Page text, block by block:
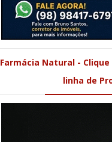
Farmácia Natural -
linha de